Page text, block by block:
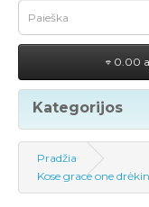
0.00
Kategorijos
Pradžia
Kose grace one